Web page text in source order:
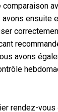
comparaison
ensuite
avons
rendez-